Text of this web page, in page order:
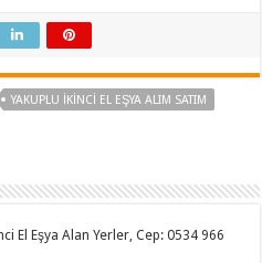
YAKUPLU İKINCI EL EŞYA ALIM SATIM
El Eşya Alan Yerler, Cep: 0534 966